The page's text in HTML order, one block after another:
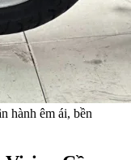
hành êm ái, bền